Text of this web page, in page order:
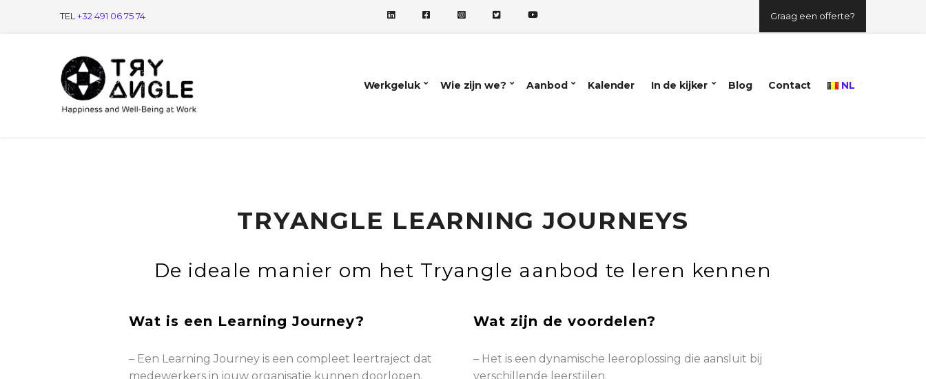
TEL +32 491 06 75 74 Graag een offerte?
Werkgeluk Wie zijn we? Aanbod Kalender In de kijker Blog Contact NL
TRYANGLE LEARNING JOURNEYS
De ideale manier om het Tryangle aanbod te leren kennen
Wat is een Learning Journey?
– Een Learning Journey is een compleet leertraject dat
medewerkers in jouw organisatie kunnen doorlopen.
Wat zijn de voordelen?
– Het is een dynamische leeroplossing die aansluit bij
verschillende leerstijlen.